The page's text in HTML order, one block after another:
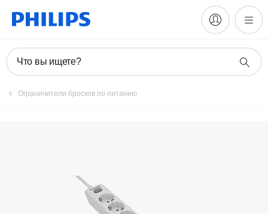
Что вы ищете?
Ограничители бросков по питанию
Зарегистрировать продукт